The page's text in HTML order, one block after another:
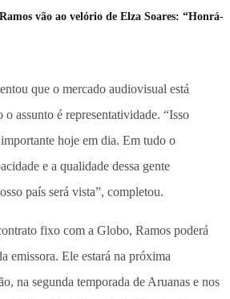
vão ao velório de Elza Soares: “Honrá-
que o mercado audiovisual está
o assunto é representatividade. “Isso
hoje em dia. Em tudo o
e a qualidade dessa gente
país será vista”, completou.
fixo com a Globo, Ramos poderá
emissora. Ele estará na próxima
na segunda temporada de Aruanas e nos